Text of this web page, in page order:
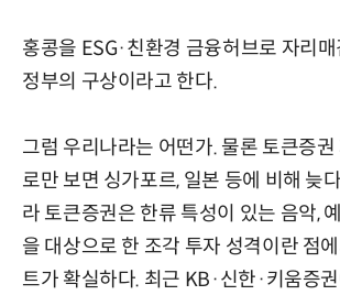
홍콩을 ESG·친환경 금융허브로 자리
정부의 구상이라고 한다.
그럼 우리나라는 어떤가. 물론 토큰증
로만 보면 싱가포르, 일본 등에 비해 늦
라 토큰증권은 한류 특성이 있는 음악,
을 대상으로 한 조각 투자 성격이란 점
트가 확실하다. 최근 KB·신한·키움증